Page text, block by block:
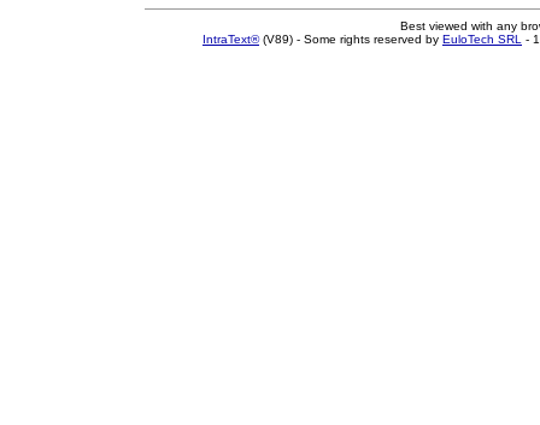
Best viewed with any
IntraText®(V89) - Some rights reserved by EuloTech SRL -